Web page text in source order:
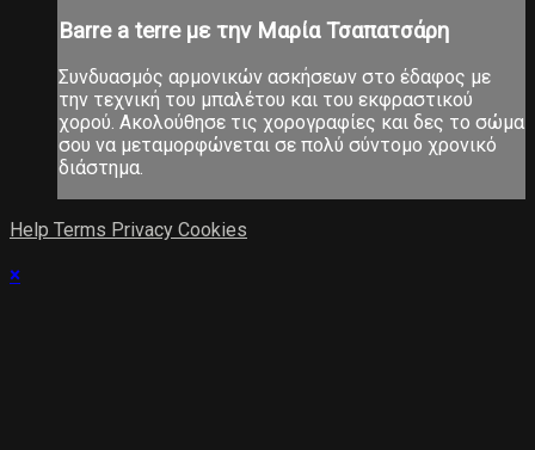
Barre a terre με την Μαρία Τσαπατσάρη
Συνδυασμός αρμονικών ασκήσεων στο έδαφος με
την τεχνική του μπαλέτου και του εκφραστικού
χορού. Ακολούθησε τις χορογραφίες και δες το σώμα
σου να μεταμορφώνεται σε πολύ σύντομο χρονικό
διάστημα.
Help Terms Privacy Cookies
×